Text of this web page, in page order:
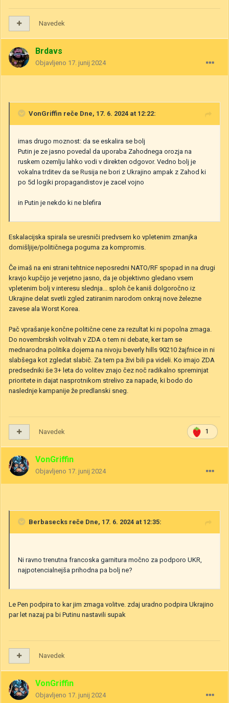
Navedek
Brdavs
Objavljeno 17. junij 2024
VonGriffin reče Dne, 17. 6. 2024 at 12:22:
imas drugo moznost: da se eskalira se bolj
Putin je ze jasno povedal da uporaba Zahodnega orozja na
ruskem ozemlju lahko vodi v direkten odgovor. Vedno bolj je
vokalna trditev da se Rusija ne bori z Ukrajino ampak z Zahod ki
po 5d logiki propagandistov je zacel vojno
in Putin je nekdo ki ne blefira
Eskalacijska spirala se uresniči predvsem ko vpletenim zmanjka
domišljije/političnega poguma za kompromis.
Če imaš na eni strani tehtnice neposredni NATO/RF spopad in na drugi
kravjo kupčijo je verjetno jasno, da je objektivno gledano vsem
vpletenim bolj v interesu slednja... sploh če kaniš dolgoročno iz
Ukrajine delat svetli zgled zatiranim narodom onkraj nove železne
zavese ala Worst Korea.
Pač vprašanje končne politične cene za rezultat ki ni popolna zmaga.
Do novembrskih volitvah v ZDA o tem ni debate, ker tam se
mednarodna politika dojema na nivoju beverly hills 90210 žajfnice in ni
slabšega kot zgledat slabič. Za tem pa živi bili pa videli. Ko imajo ZDA
predsedniki še 3+ leta do volitev znajo čez noč radikalno spreminjat
prioritete in dajat nasprotnikom strelivo za napade, ki bodo do
naslednje kampanije že predlanski sneg.
1
Navedek
VonGriffin
Objavljeno 17. junij 2024
Berbasecks reče Dne, 17. 6. 2024 at 12:35:
Ni ravno trenutna francoska garnitura močno za podporo UKR,
najpotencialnejša prihodna pa bolj ne?
Le Pen podpira to kar jim zmaga volitve. zdaj uradno podpira Ukrajino
par let nazaj pa bi Putinu nastavili supak
Navedek
VonGriffin
Objavljeno 17. junij 2024